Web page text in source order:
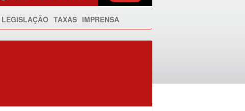
LEGISLAÇÃO TAXAS IMPRENSA